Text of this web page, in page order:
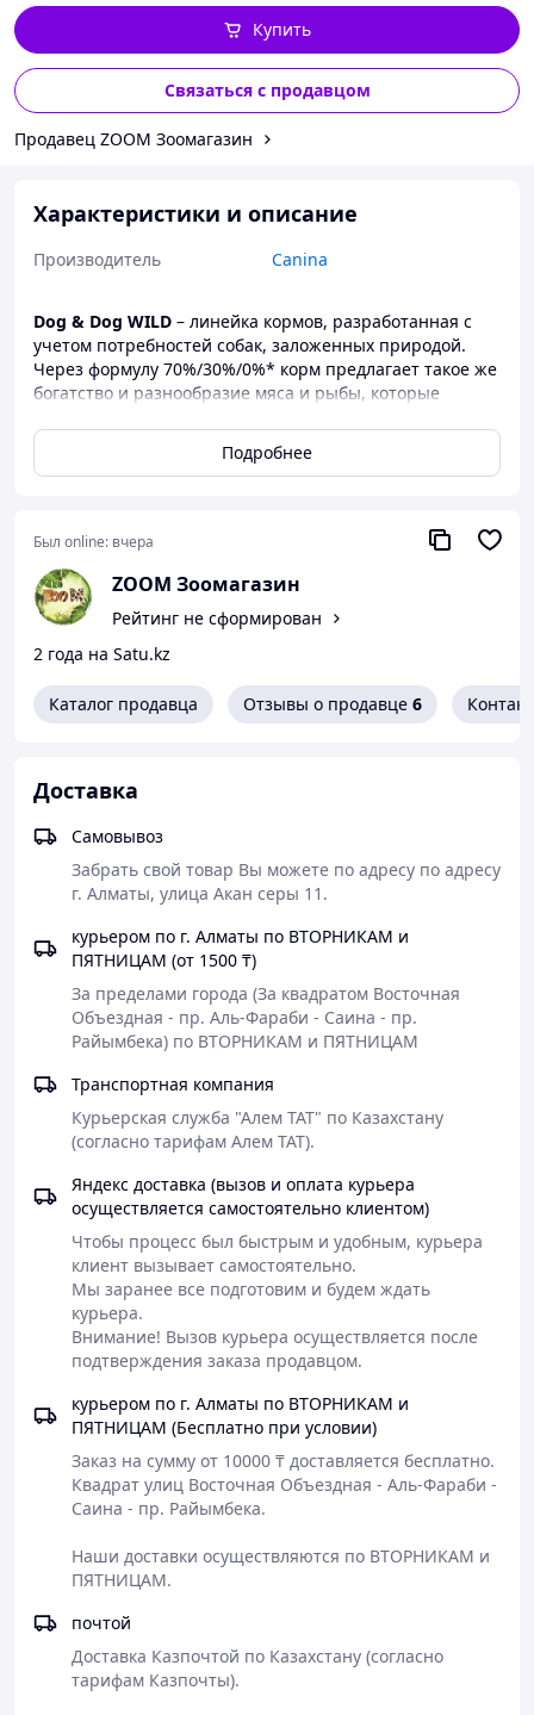
Купить
Связаться с продавцом
Продавец ZOOM Зоомагазин
Характеристики и описание
Производитель Canina
Dog & Dog WILD – линейка кормов, разработанная с
учетом потребностей собак, заложенных природой.
Через формулу 70%/30%/0%* корм предлагает такое же
богатство и разнообразие мяса и рыбы, которые
ягоды и фрукты, за исключением таких компонентов,
как злаки и растительные белки, которые не входят в
*70% –ингредиенты животного происхождения; 30% –
растения, фрукты, овощи; 0% –злаки, картофель,
тапиока.
Преимущества:
подходит для взрослых собак всех пород;
70% ингредиентов животного происхождения;
происхождения;
без отдушек;
без консервантов и красителей.
______________
Dog&Dog Wild Regional Ocean Adult All Breeds
корм для взрослых собак всех пород, содержащий
разнообразное мясо дикой рыбы, выловленной в
открытом море, а именно: мясо голубой рыбы, мясо
лосося и трески, с добавлением куриных яиц, растений,
плодов и цветов. Идеален для собак, предпочитающих
Омега 3 жирные кислоты.
Состав: выловленная обезвоженная голубая рыба
(28%), горох, свежеприготовленный обезвоженный
лосось (6%), гидролизованные куриные белки, яйца,
цветки гибискуса (0,192%), цветки Rosa canina L. и Rosa
pendulina L. (0,024% ), малина (0,008%), ежевика
(0,008%), клубника (0,008%)
Пищевые добавки на кг:витамин А 7,200 ед. -
витамин D3 720 I.U. - Пентагидрат сульфата меди 30,95
(7,88) мг. Технологические добавки: антиоксиданты.
Токофероловые экстракты из растительных масел 36 мг.
Органолептические добавки: природно-растительные
вещества. Экстракт розмарина 105 мг.
Аналитические составляющие:сырой белок 40,40% -
сырая клетчатка 1,80% - сырая нефть и жиры 18,50% -
сырая зола 8,60%.
Подробнее
Был online: вчера
ZOOM Зоомагазин
Рейтинг не сформирован
2 года на Satu.kz
Каталог продавца Отзывы о продавце 6
Доставка
Самовывоз
Забрать свой товар Вы можете по адресу по адресу
г. Алматы, улица Акан серы 11.
курьером по г. Алматы по ВТОРНИКАМ и
ПЯТНИЦАМ (от 1500 ₸)
За пределами города (За квадратом Восточная
Объездная - пр. Аль-Фараби - Саина - пр.
Райымбека) по ВТОРНИКАМ и ПЯТНИЦАМ
Транспортная компания
Курьерская служба "Алем ТАТ" по Казахстану
(согласно тарифам Алем ТАТ).
Яндекс доставка (вызов и оплата курьера
осуществляется самостоятельно клиентом)
Чтобы процесс был быстрым и удобным, курьера
клиент вызывает самостоятельно.
Мы заранее все подготовим и будем ждать
курьера.
Внимание! Вызов курьера осуществляется после
подтверждения заказа продавцом.
курьером по г. Алматы по ВТОРНИКАМ и
ПЯТНИЦАМ (Бесплатно при условии)
Заказ на сумму от 10000 ₸ доставляется бесплатно.
Квадрат улиц Восточная Объездная - Аль-Фараби -
Саина - пр. Райымбека.
Наши доставки осуществляются по ВТОРНИКАМ и
ПЯТНИЦАМ.
почтой
Доставка Казпочтой по Казахстану (согласно
тарифам Казпочты).